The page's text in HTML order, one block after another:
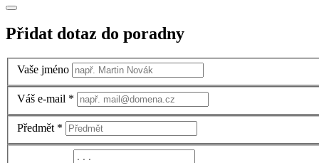
Přidat dotaz do poradny
Vaše jméno
Váš e-mail *
Předmět *